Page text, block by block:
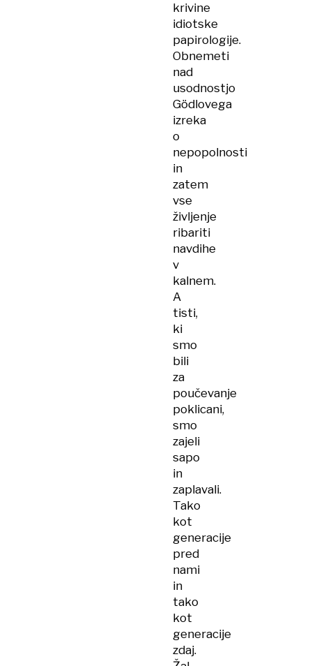
krivine
idiotske
papirologije.
Obnemeti
nad
usodnostjo
Gödlovega
izreka
o
nepopolnosti
in
zatem
vse
življenje
ribariti
navdihe
v
kalnem.
A
tisti,
ki
smo
bili
za
poučevanje
poklicani,
smo
zajeli
sapo
in
zaplavali.
Tako
kot
generacije
pred
nami
in
tako
kot
generacije
zdaj.